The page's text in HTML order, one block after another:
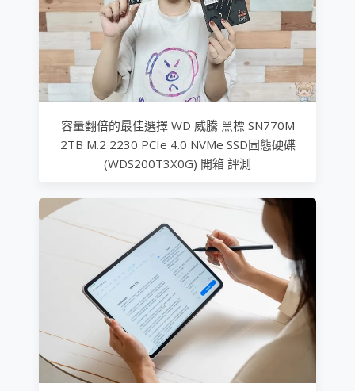
容量翻倍的最佳選擇 WD 威騰 黑標 SN770M
2TB M.2 2230 PCIe 4.0 NVMe SSD固態硬碟
(WDS200T3X0G) 開箱 評測